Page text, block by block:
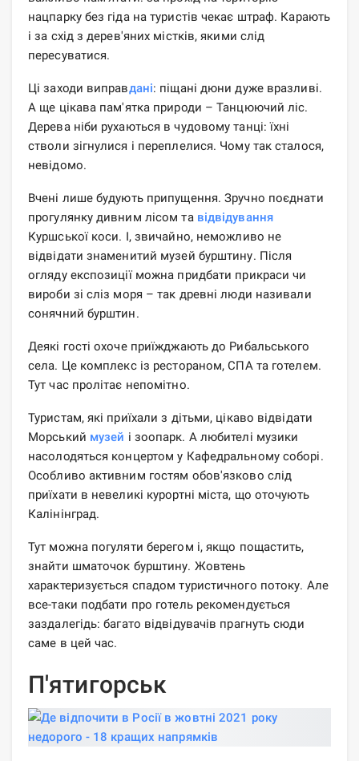
нацпарку без гіда на туристів чекає штраф. Карають
і за схід з дерев'яних містків, якими слід
пересуватися.
Ці заходи виправдані: піщані дюни дуже вразливі.
А ще цікава пам'ятка природи – Танцюючий ліс.
Дерева ніби рухаються в чудовому танці: їхні
стволи зігнулися і переплелися. Чому так сталося,
невідомо.
Вчені лише будують припущення. Зручно поєднати
прогулянку дивним лісом та відвідування
Куршської коси. І, звичайно, неможливо не
відвідати знаменитий музей бурштину. Після
огляду експозиції можна придбати прикраси чи
вироби зі сліз моря – так древні люди називали
сонячний бурштин.
Деякі гості охоче приїжджають до Рибальського
села. Це комплекс із рестораном, СПА та готелем.
Тут час пролітає непомітно.
Туристам, які приїхали з дітьми, цікаво відвідати
Морський музей і зоопарк. А любителі музики
насолодяться концертом у Кафедральному соборі.
Особливо активним гостям обов'язково слід
приїхати в невеликі курортні міста, що оточують
Калінінград.
Тут можна погуляти берегом і, якщо пощастить,
знайти шматочок бурштину. Жовтень
характеризується спадом туристичного потоку. Але
все-таки подбати про готель рекомендується
заздалегідь: багато відвідувачів прагнуть сюди
саме в цей час.
П'ятигорськ